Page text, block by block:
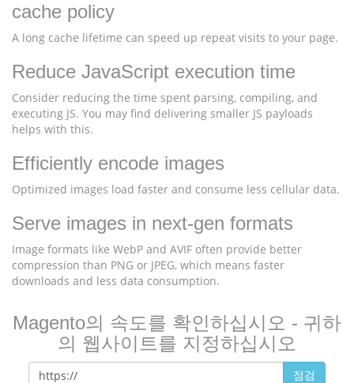
cache policy
A long cache lifetime can speed up repeat visits to your page.
Reduce JavaScript execution time
Consider reducing the time spent parsing, compiling, and
executing JS. You may find delivering smaller JS payloads
helps with this.
Efficiently encode images
Optimized images load faster and consume less cellular data.
Serve images in next-gen formats
Image formats like WebP and AVIF often provide better
compression than PNG or JPEG, which means faster
downloads and less data consumption.
Magento의 속도를 확인하십시오 - 귀하
의 웹사이트를 지정하십시오
점검